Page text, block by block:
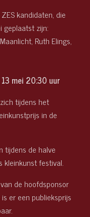
kandidaten, die
geplaatst zijn:
Ruth Elings,
13 mei 20:30 uur
tijdens het
in de
tijdens de halve
kleinkunst festival.
de hoofdsponsor
er een publieksprijs